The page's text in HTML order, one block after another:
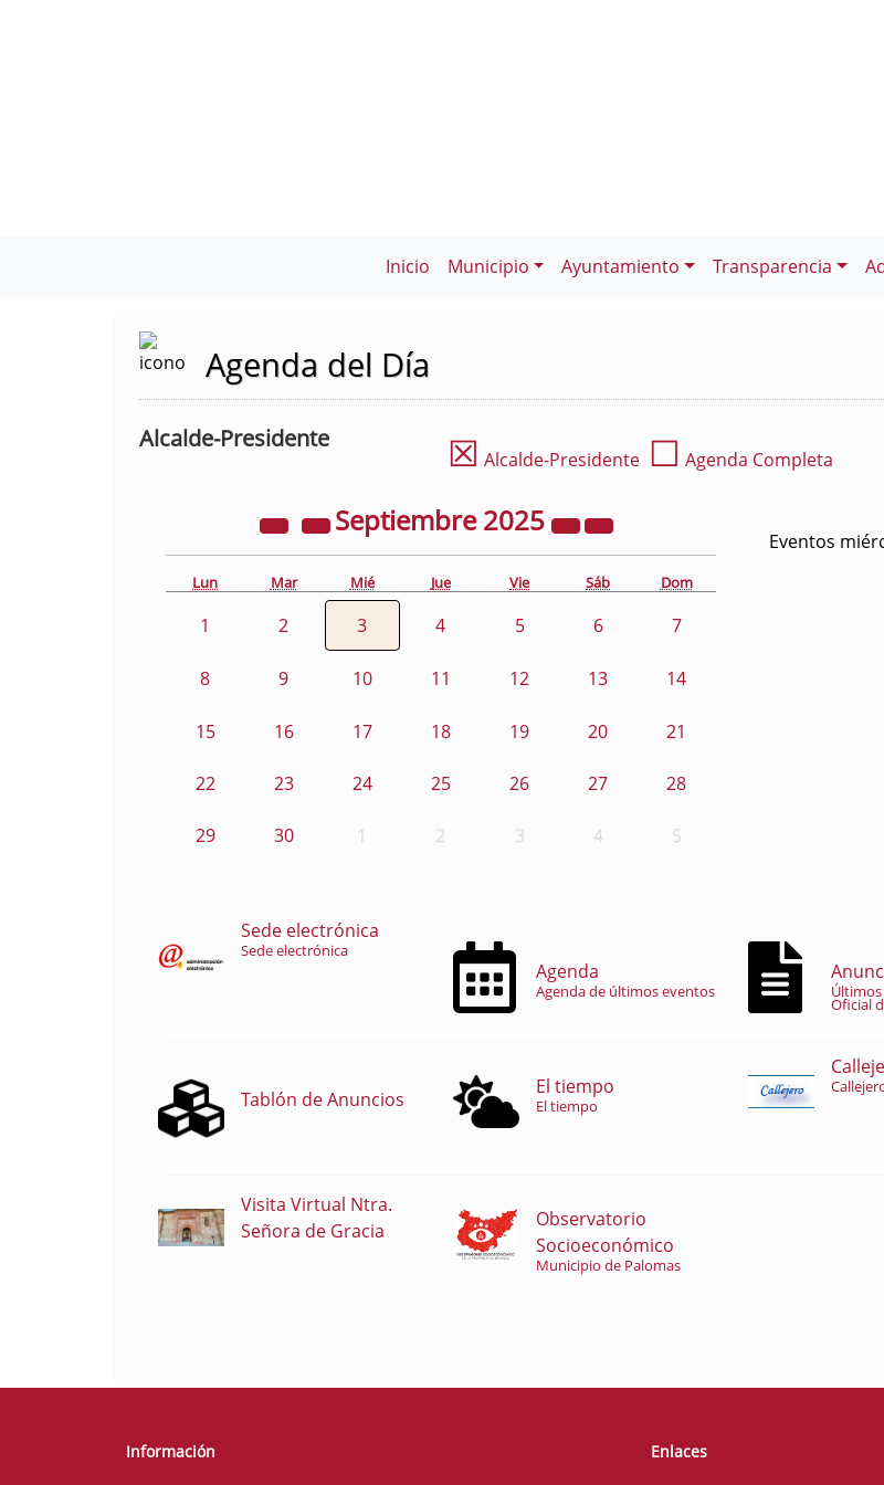
Inicio Municipio Ayuntamiento Transparencia
Agenda del Día
Alcalde-Presidente ☒ Alcalde-Presidente ☐ Agenda Completa
Septiembre2025
Lun Mar Mié Jue Vie Sáb Dom
1 2 3 4 5 6 7
8 9 10 11 12 13 14
15 16 17 18 19 20 21
22 23 24 25 26 27 28
29 30 1 2 3 4 5
Eventos
Sede electrónica
Sede electrónica
Agenda
Agenda de últimos eventos
Oficial
Tablón de Anuncios
El tiempo
El tiempo
Visita Virtual Ntra.
Señora de Gracia
Observatorio
Socioeconómico
Municipio de Palomas
Información Enlaces